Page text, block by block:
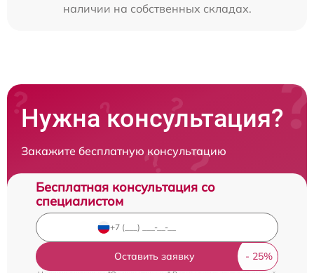
наличии на собственных складах.
Нужна консультация?
Закажите бесплатную консультацию
Бесплатная консультация со
специалистом
Оставить заявку